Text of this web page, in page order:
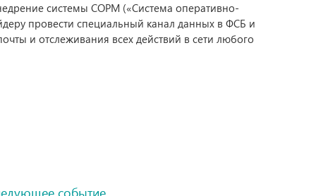
системы СОРМ («Система оперативно-
провести специальный канал данных в ФСБ и
и отслеживания всех действий в сети любого
событие